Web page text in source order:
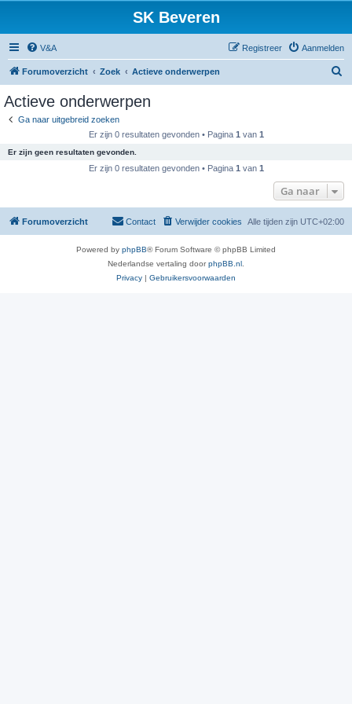
SK Beveren
V&A Aanmelden
Registreer
Forumoverzicht Zoek Actieve onderwerpen
Actieve onderwerpen
Ga naar uitgebreid zoeken
Er zijn 0 resultaten gevonden • Pagina 1 van 1
Er zijn geen resultaten gevonden.
Er zijn 0 resultaten gevonden • Pagina 1 van 1
Ga naar
Forumoverzicht Alle tijden zijn UTC+02:00
Verwijder cookies
Contact
Powered by phpBB® Forum Software © phpBB Limited
Nederlandse vertaling doorphpBB.nl
Privacy | Gebruikersvoorwaarden